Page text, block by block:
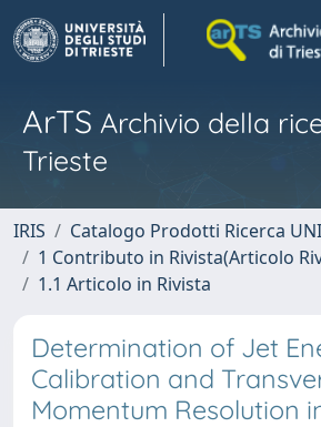
ArTS Archivio della
Trieste
IRIS
Catalogo Prodotti Ricerca
1 Contributo in Rivista(Articolo
1.1 Articolo in Rivista
Determination of Jet
Calibration and
Momentum Resolution